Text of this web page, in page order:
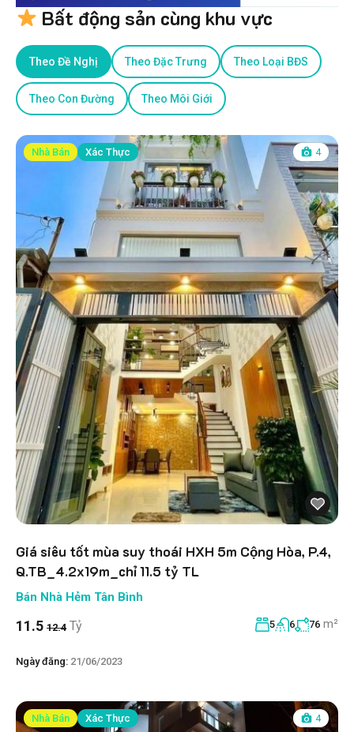
Bất động sản cùng khu vực
Theo Đề Nghị Theo Đặc Trưng Theo Loại BĐS
Theo Con Đường Theo Môi Giới
Nhà Bán Xác Thực 4
Giá siêu tốt mùa suy thoái HXH 5m Cộng Hòa, P.4,
Q.TB_4.2x19m_chỉ 11.5 tỷ TL
Bán Nhà Hẻm Tân Bình
11.5 12.4 Tỷ 5 6 76 m²
Ngày đăng: 21/06/2023
Nhà Bán Xác Thực 4